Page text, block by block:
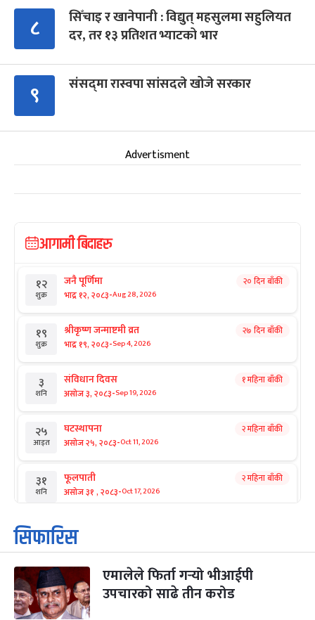
८
सिँचाइ र खानेपानी : विद्युत् महसुलमा सहुलियत
दर, तर १३ प्रतिशत भ्याटको भार
९ संसद्‍मा रास्वपा सांसदले खोजे सरकार
Advertisment
आगामी बिदाहरु
१२
शुक्र
जनै पूर्णिमा
भाद्र १२, २०८३-Aug 28, 2026
२० दिन बाँकी
१९
शुक्र
श्रीकृष्ण जन्माष्टमी व्रत
भाद्र १९, २०८३-Sep 4, 2026
२७ दिन बाँकी
३
शनि
संविधान दिवस
असोज ३, २०८३-Sep 19, 2026
१ महिना बाँकी
२५
आइत
घटस्थापना
असोज २५, २०८३-Oct 11, 2026
२ महिना बाँकी
३१
शनि
फूलपाती
असोज ३१ , २०८३-Oct 17, 2026
२ महिना बाँकी
१
आइत
कार्तिक सङ्क्रान्ति
कार्तिक १, २०८३
३
मंगल
महानवमी
कार्तिक ३, २०८३-Oct 20, 2026
२ महिना बाँकी
सिफारिस
एमालेले फिर्ता गर्‍यो भीआईपी
उपचारको साढे तीन करोड